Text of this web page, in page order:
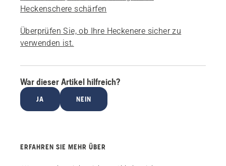
Heckenschere schärfen
Überprüfen Sie, ob Ihre Heckenere sicher zu
verwenden ist.
War dieser Artikel hilfreich?
JA NEIN
ERFAHREN SIE MEHR ÜBER